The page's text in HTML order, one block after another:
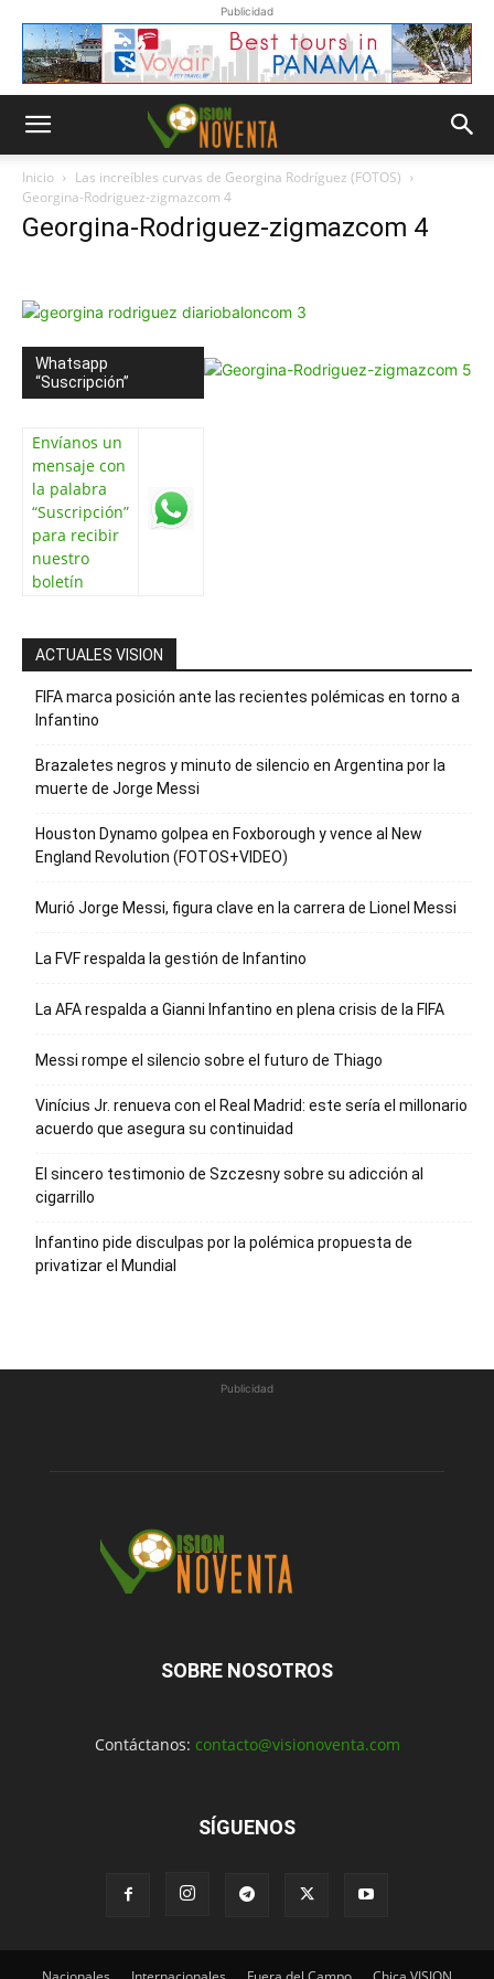
Publicidad
Inicio
Las increíbles curvas de Georgina Rodríguez (FOTOS)
Georgina-Rodriguez-zigmazcom 4
Georgina-Rodriguez-zigmazcom 4
Whatsapp
“Suscripción”
Envíanos un
mensaje con
la palabra
“Suscripción”
para recibir
nuestro
boletín
ACTUALES VISION
FIFA marca posición ante las recientes polémicas en torno a
Infantino
Brazaletes negros y minuto de silencio en Argentina por la
muerte de Jorge Messi
Houston Dynamo golpea en Foxborough y vence al New
England Revolution (FOTOS+VIDEO)
Murió Jorge Messi, figura clave en la carrera de Lionel Messi
La FVF respalda la gestión de Infantino
La AFA respalda a Gianni Infantino en plena crisis de la FIFA
Messi rompe el silencio sobre el futuro de Thiago
Vinícius Jr. renueva con el Real Madrid: este sería el millonario
acuerdo que asegura su continuidad
El sincero testimonio de Szczesny sobre su adicción al
cigarrillo
Infantino pide disculpas por la polémica propuesta de
privatizar el Mundial
Publicidad
SOBRE NOSOTROS
Contáctanos: contacto@visionoventa.com
SÍGUENOS